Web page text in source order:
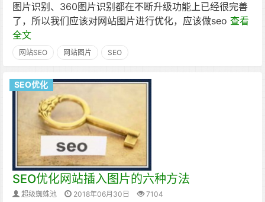
图片识别、360图片识别都在不断升级功能上已经很完善
了，所以我们应该对网站图片进行优化，应该做seo 查看
全文
网站SEO 网站图片 SEO
SEO优化
SEO优化网站插入图片的六种方法
超级蜘蛛池 2018年06月30日 7104